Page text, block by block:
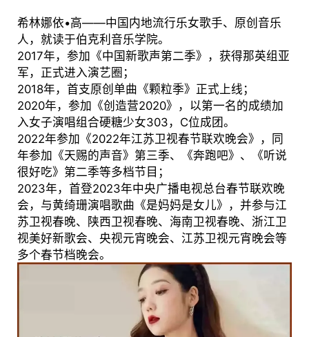
希林娜依•高——中国内地流行乐女歌手、原创音乐
人，就读于伯克利音乐学院。
2017年，参加《中国新歌声第二季》，获得那英组亚
军，正式进入演艺圈；
2018年，首支原创单曲《颗粒季》正式上线；
2020年，参加《创造营2020》，以第一名的成绩加
入女子演唱组合硬糖少女303，C位成团。
2022年参加《2022年江苏卫视春节联欢晚会》，同
年参加《天赐的声音》第三季、《奔跑吧》、《听说
很好吃》第二季等多档节目；
2023年，首登2023年中央广播电视总台春节联欢晚
会，与黄绮珊演唱歌曲《是妈妈是女儿》，并参与江
苏卫视春晚、陕西卫视春晚、海南卫视春晚、浙江卫
视美好新歌会、央视元宵晚会、江苏卫视元宵晚会等
多个春节档晚会。